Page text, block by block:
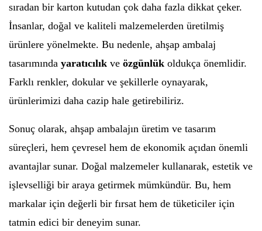
sıradan bir karton kutudan çok daha fazla dikkat çeker.
İnsanlar, doğal ve kaliteli malzemelerden üretilmiş
ürünlere yönelmekte. Bu nedenle, ahşap ambalaj
tasarımında yaratıcılık ve özgünlük oldukça önemlidir.
Farklı renkler, dokular ve şekillerle oynayarak,
ürünlerimizi daha cazip hale getirebiliriz.
Sonuç olarak, ahşap ambalajın üretim ve tasarım
süreçleri, hem çevresel hem de ekonomik açıdan önemli
avantajlar sunar. Doğal malzemeler kullanarak, estetik ve
işlevselliği bir araya getirmek mümkündür. Bu, hem
markalar için değerli bir fırsat hem de tüketiciler için
tatmin edici bir deneyim sunar.